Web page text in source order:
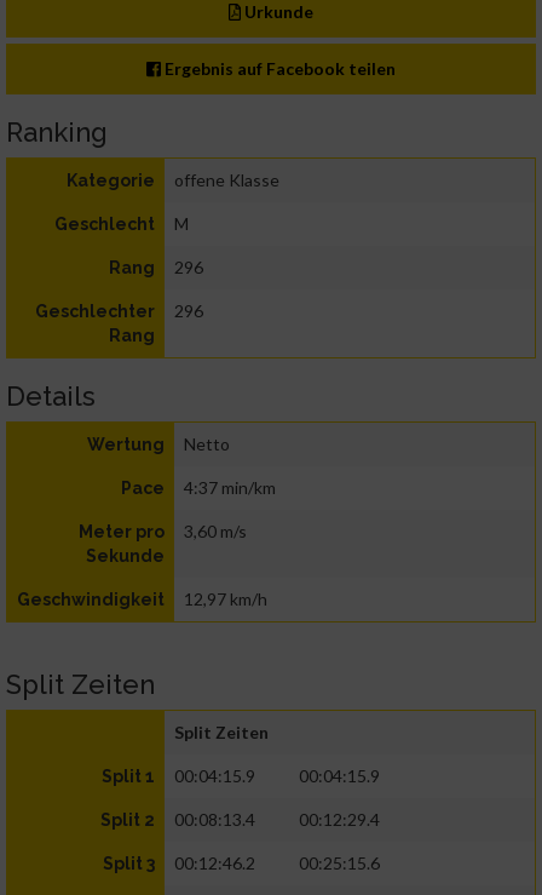
Urkunde
Ergebnis auf Facebook teilen
Ranking
Kategorie offene Klasse
Geschlecht M
Rang 296
Geschlechter
Rang
296
Details
Wertung Netto
Pace 4:37 min/km
Meter pro
Sekunde
3,60 m/s
Geschwindigkeit 12,97 km/h
Split Zeiten
Split Zeiten
Split 1 00:04:15.9 00:04:15.9
Split 2 00:08:13.4 00:12:29.4
Split 3 00:12:46.2 00:25:15.6